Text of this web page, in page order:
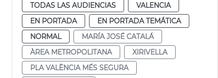
TODAS LAS AUDIENCIAS
VALENCIA
EN PORTADA
EN PORTADA TEMÁTICA
NORMAL
MARÍA JOSÉ CATALÁ
ÀREA METROPOLITANA
XIRIVELLA
PLA VALÈNCIA MÉS SEGURA